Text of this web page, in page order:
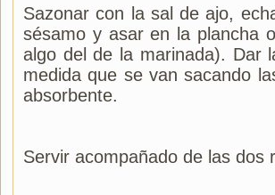
Sazonar con la sal de ajo,
sésamo y asar en la plancha
algo del de la marinada).
medida que se van sacando
absorbente.
Servir acompañado de las dos